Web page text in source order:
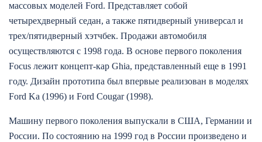
массовых моделей Ford. Представляет собой
четырехдверный седан, а также пятидверный универсал и
трех/пятидверный хэтчбек. Продажи автомобиля
осуществляются с 1998 года. В основе первого поколения
Focus лежит концепт-кар Ghia, представленный еще в 1991
году. Дизайн прототипа был впервые реализован в моделях
Ford Ka (1996) и Ford Cougar (1998).
Машину первого поколения выпускали в США, Германии и
России. По состоянию на 1999 год в России произведено и